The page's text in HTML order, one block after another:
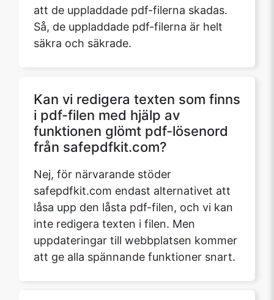
att de uppladdade pdf-filerna skadas.
Så, de uppladdade pdf-filerna är helt
säkra och säkrade.
Kan vi redigera texten som finns
i pdf-filen med hjälp av
funktionen glömt pdf-lösenord
från safepdfkit.com?
Nej, för närvarande stöder
safepdfkit.com endast alternativet att
låsa upp den låsta pdf-filen, och vi kan
inte redigera texten i filen. Men
uppdateringar till webbplatsen kommer
att ge alla spännande funktioner snart.